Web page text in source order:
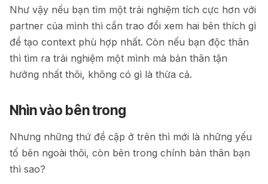
Như vậy nếu bạn tìm một trải nghiệm tích cực hơn với
partner của mình thì cần trao đổi xem hai bên thích gì
để tạo context phù hợp nhất. Còn nếu bạn độc thân
thì tìm ra trải nghiệm một mình mà bản thân tận
hưởng nhất thôi, không có gì là thừa cả.
Nhìn vào bên trong
Nhưng những thứ đề cập ở trên thì mới là những yếu
tố bên ngoài thôi, còn bên trong chính bản thân bạn
thì sao?